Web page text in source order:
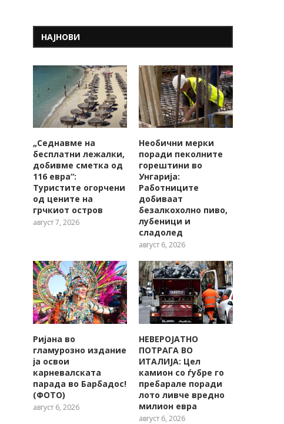
НАЈНОВИ
„Седнавме на
бесплатни лежалки,
добивме сметка од
116 евра“:
Туристите огорчени
од цените на
грчкиот остров
август 7, 2026
Необични мерки
поради пеколните
горештини во
Унгарија:
Работниците
добиваат
безалкохолно пиво,
лубеници и
сладолед
август 6, 2026
Ријана во
гламурозно издание
ја освои
карневалската
парада во Барбадос!
(ФОТО)
август 6, 2026
НЕВЕРОЈАТНО
ПОТРАГА ВО
ИТАЛИЈА: Цел
камион со ѓубре го
пребарале поради
лото ливче вредно
милион евра
август 6, 2026